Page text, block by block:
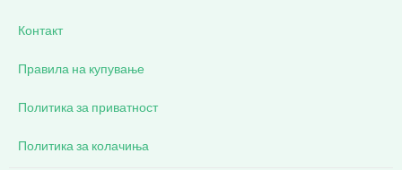
Контакт
Правила на купување
Политика за приватност
Политика за колачиња